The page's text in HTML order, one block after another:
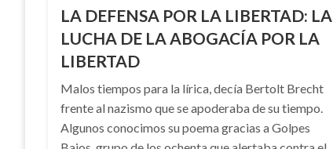
LA DEFENSA POR LA LIBERTAD: LA
LUCHA DE LA ABOGACÍA POR LA
LIBERTAD
Malos tiempos para la lírica, decía Bertolt Brecht
frente al nazismo que se apoderaba de su tiempo.
Algunos conocimos su poema gracias a Golpes